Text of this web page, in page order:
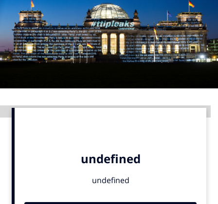
Menu
Home
9 sept: GenAI-training
Adverteren
Events
Opleidingen
Artificial Intelligence